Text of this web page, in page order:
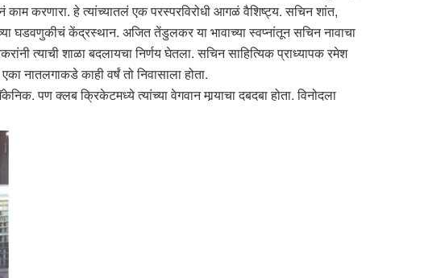
काम करणारा. हे त्यांच्यातलं एक परस्परविरोधी आगळं वैशिष्ट्य. सचिन शांत,
घडवणुकीचं केंद्रस्थान. अजित तेंडुलकर या भावाच्या स्वप्नांतून सचिन नावाचा
त्याची शाळा बदलायचा निर्णय घेतला. सचिन साहित्यिक प्राध्यापक रमेश
नातलगाकडे काही वर्षं तो निवासाला होता.
पण क्लब क्रिकेटमध्ये त्यांच्या वेगवान मार्‍याचा दबदबा होता. विनोदला